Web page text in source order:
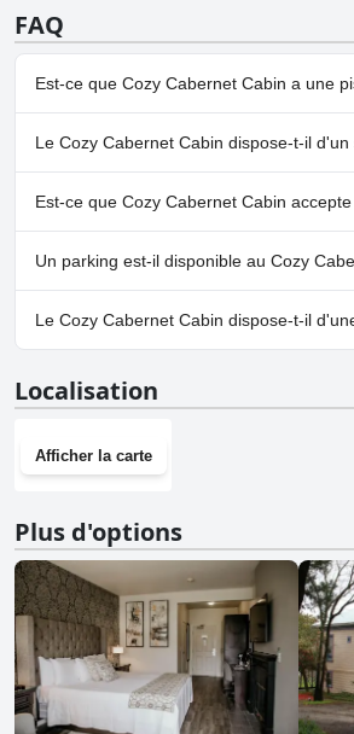
FAQ
Est-ce que Cozy Cabernet Cabin a une
Oui, Cozy Cabernet Cabin dispose de
une ou plusieurs des catégories suivantes :
Piscine Extérieure.Pour plus d'informations,
questionnairePiscine.
Le Cozy Cabernet Cabin dispose-t-il d'un
Non, il n'y a pas de spa à Cozy Cabernet
Est-ce que Cozy Cabernet Cabin
Non, Cozy Cabernet Cabin n'accepte pas les
Un parking est-il disponible au Cozy
Oui, un parking est disponible à Cozy
Le Cozy Cabernet Cabin dispose-t-il
Localisation
Afficher la carte
Plus d'options